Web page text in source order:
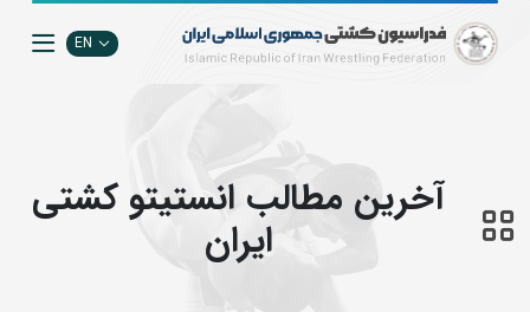
EN
آخرین مطالب انستيتو كشتي
ايران